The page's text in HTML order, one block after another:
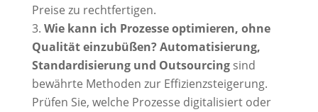
Preise zu rechtfertigen.
Wie kann ich Prozesse optimieren, ohne
Qualität einzubüßen?Automatisierung,
Standardisierung und Outsourcingsind
bewährte Methoden zur Effizienzsteigerung.
Prüfen Sie, welche Prozesse digitalisiert oder